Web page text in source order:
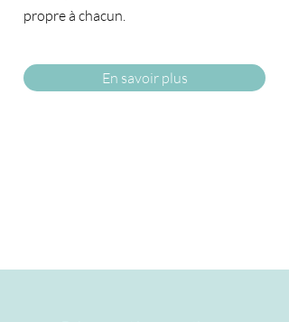
propre à chacun.​
En savoir plus